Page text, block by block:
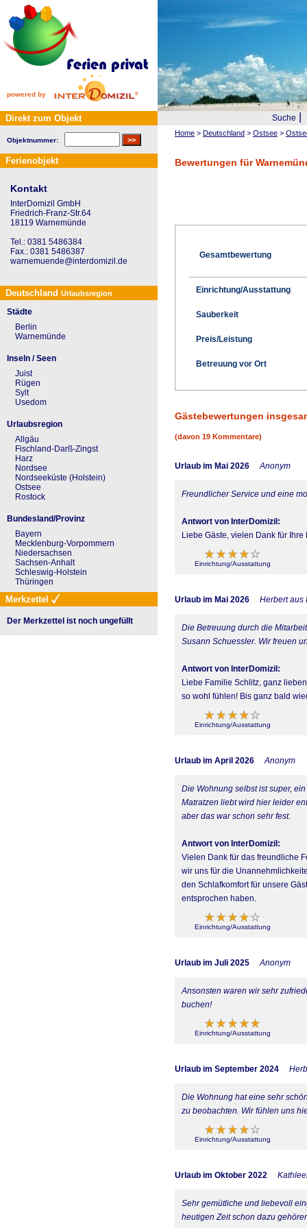
powered by
Suche
Home > Deutschland > Ostsee >
Bewertungen für
Gesamtbewertung
Einrichtung/Ausstattung
Sauberkeit
Preis/Leistung
Betreuung vor Ort
Gästebewertungen
(davon 19 Kommentare)
Urlaub im Mai 2026 Anonym
Freundlicher Service und eine
Antwort von InterDomizil:
Liebe Gäste, vielen Dank für
Einrichtung/Ausstattung
Urlaub im Mai 2026 Herbert aus
Die Betreuung durch die
Susann Schuessler. Wir freuen
Antwort von InterDomizil:
Liebe Familie Schlitz, ganz
so wohl fühlen! Bis ganz bald
Einrichtung/Ausstattung
Urlaub im April 2026 Anonym
Die Wohnung selbst ist super,
Matratzen liebt wird hier leider
aber das war schon sehr fest.
Antwort von InterDomizil:
Vielen Dank für das freundliche
wir uns für die
den Schlafkomfort für unsere
entsprochen haben.
Einrichtung/Ausstattung
Urlaub im Juli 2025 Anonym
Ansonsten waren wir sehr
buchen!
Einrichtung/Ausstattung
Urlaub im September 2024
Die Wohnung hat eine sehr
zu beobachten. Wir fühlen uns
Einrichtung/Ausstattung
Urlaub im Oktober 2022
Sehr gemütliche und liebevoll
heutigen Zeit schon dazu
Direkt zum Objekt
Objektnummer:
Ferienobjekt
Kontakt
InterDomizil GmbH
Friedrich-Franz-Str.64
18119 Warnemünde
Tel.: 0381 5486384
Fax.: 0381 5486387
warnemuende@interdomizil.de
Deutschland Urlaubsregion
Städte
Berlin
Warnemünde
Inseln / Seen
Juist
Rügen
Sylt
Usedom
Urlaubsregion
Allgäu
Fischland-Darß-Zingst
Harz
Nordsee
Nordseeküste (Holstein)
Ostsee
Rostock
Bundesland/Provinz
Bayern
Mecklenburg-Vorpommern
Niedersachsen
Sachsen-Anhalt
Schleswig-Holstein
Thüringen
Merkzettel
Der Merkzettel ist noch ungefüllt